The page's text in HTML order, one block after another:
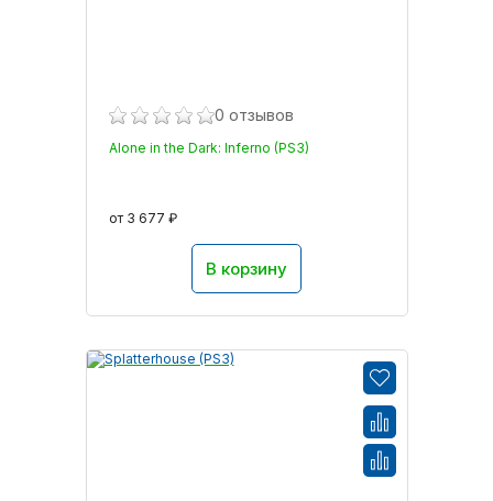
0 отзывов
Alone in the Dark: Inferno (PS3)
от 3 677 ₽
В корзину